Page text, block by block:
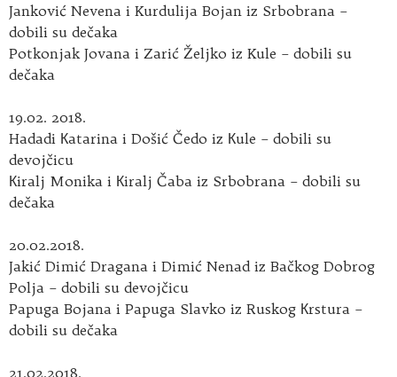
Janković Nevena i Kurdulija Bojan iz Srbobrana –
dobili su dečaka
Potkonjak Jovana i Zarić Željko iz Kule – dobili su
dečaka
19.02. 2018.
Hadadi Кatarina i Došić Čedo iz Кule – dobili su
devojčicu
Кiralj Monika i Кiralj Čaba iz Srbobrana – dobili su
dečaka
20.02.2018.
Jakić Dimić Dragana i Dimić Nenad iz Bačkog Dobrog
Polja – dobili su devojčicu
Papuga Bojana i Papuga Slavko iz Ruskog Кrstura –
dobili su dečaka
21.02.2018.